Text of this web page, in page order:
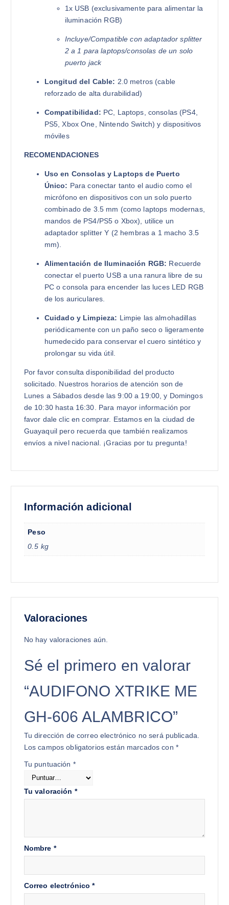
1x USB (exclusivamente para alimentar la
iluminación RGB)
Incluye/Compatible con adaptador splitter
2 a 1 para laptops/consolas de un solo
puerto jack
Longitud del Cable: 2.0 metros (cable
reforzado de alta durabilidad)
Compatibilidad: PC, Laptops, consolas (PS4,
PS5, Xbox One, Nintendo Switch) y dispositivos
móviles
RECOMENDACIONES
Uso en Consolas y Laptops de Puerto
Único: Para conectar tanto el audio como el
micrófono en dispositivos con un solo puerto
combinado de 3.5 mm (como laptops modernas,
mandos de PS4/PS5 o Xbox), utilice un
adaptador splitter Y (2 hembras a 1 macho 3.5
mm).
Alimentación de Iluminación RGB: Recuerde
conectar el puerto USB a una ranura libre de su
PC o consola para encender las luces LED RGB
de los auriculares.
Cuidado y Limpieza: Limpie las almohadillas
periódicamente con un paño seco o ligeramente
humedecido para conservar el cuero sintético y
prolongar su vida útil.
Por favor consulta disponibilidad del producto
solicitado. Nuestros horarios de atención son de
Lunes a Sábados desde las 9:00 a 19:00, y Domingos
de 10:30 hasta 16:30. Para mayor información por
favor dale clic en comprar. Estamos en la ciudad de
Guayaquil pero recuerda que también realizamos
envíos a nivel nacional. ¡Gracias por tu pregunta!
Información adicional
Peso
0.5 kg
Valoraciones
No hay valoraciones aún.
Sé el primero en valorar
“AUDIFONO XTRIKE ME
GH-606 ALAMBRICO”
Tu dirección de correo electrónico no será publicada.
Los campos obligatorios están marcados con *
Tu puntuación *
Tu valoración *
Nombre *
Correo electrónico*